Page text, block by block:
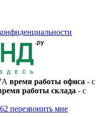
время работы офиса - с
работы склада - с
перезвонить мне